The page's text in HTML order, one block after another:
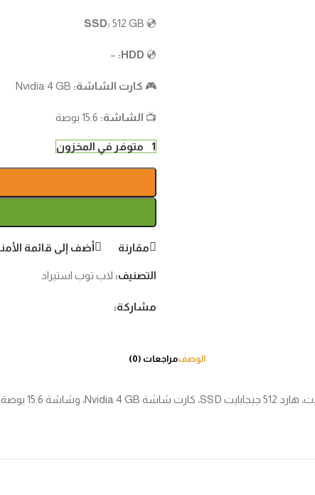
💿
SSD: 512 GB
💿
HDD:
–
🎮 كارت الشاشة:
📺 الشاشة:
1 متوفر في المخزون
مقارنة أضف إلى قائمة
التصنيف: لاب توب استيراد
مشاركة:
الوصفمراجعات (0)